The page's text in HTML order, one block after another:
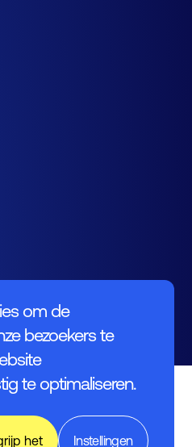
om de
bezoekers te
te optimaliseren.
Instellingen
het